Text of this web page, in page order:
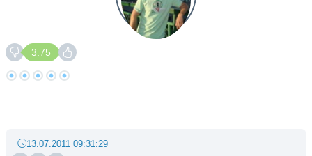
3.75
13.07.2011 09:31:29